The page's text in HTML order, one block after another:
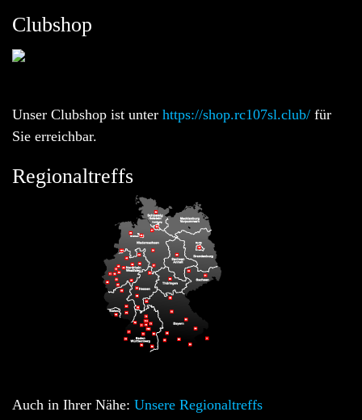
Clubshop
Unser Clubshop ist unter https://shop.rc107sl.club/ für
Sie erreichbar.
Regionaltreffs
Auch in Ihrer Nähe: Unsere Regionaltreffs